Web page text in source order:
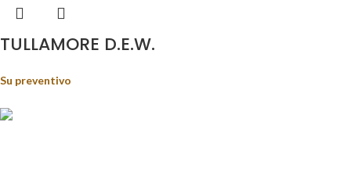
TULLAMORE D.E.W.
Su preventivo